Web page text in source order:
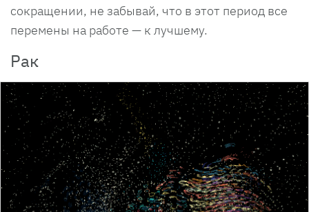
сокращении, не забывай, что в этот период все
перемены на работе — к лучшему.
Рак